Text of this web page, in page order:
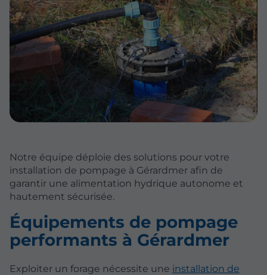
Notre équipe déploie des solutions pour votre
installation de pompage à Gérardmer afin de
garantir une alimentation hydrique autonome et
hautement sécurisée.
Équipements de pompage
performants à Gérardmer
Exploiter un forage nécessite une installation de